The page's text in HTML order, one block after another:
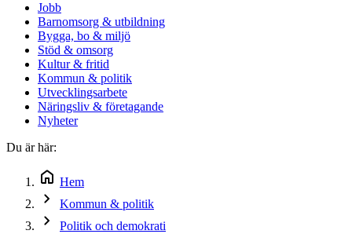
Jobb
Barnomsorg & utbildning
Bygga, bo & miljö
Stöd & omsorg
Kultur & fritid
Kommun & politik
Utvecklingsarbete
Näringsliv & företagande
Nyheter
Du är här:
Hem
Kommun & politik
Politik och demokrati